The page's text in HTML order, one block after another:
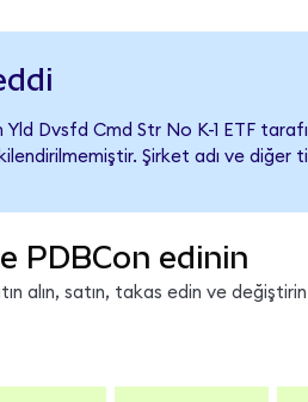
Yld Dvsfd Cmd Str No K-1 ETF
Şirket adı ve diğer
PDBCon edinin
alın, satın, takas edin ve